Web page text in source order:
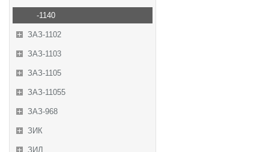
-1140
ЗАЗ-1102
ЗАЗ-1103
ЗАЗ-1105
ЗАЗ-11055
ЗАЗ-968
ЗИК
ЗИЛ